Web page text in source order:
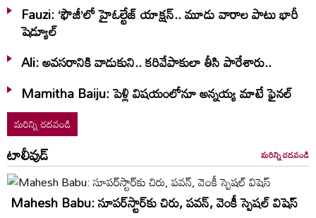
Fauzi: ‘ఫౌజీ’లో హైఓల్టేజ్‌ యాక్షన్‌.. మూడు వారాల పాటు భారీ
షెడ్యూల్‌
Ali: అవసరానికి వాడుకుని.. కరివేపాకులా తీసి పారేశారు..
Mamitha Baiju: పెళ్లి విషయంలోనూ అన్నయ్య మాటే ఫైనల్‌
మరిన్ని చదవండి
టాలీవుడ్ మరిన్ని చదవండి
Mahesh Babu: సూపర్‌స్టార్‌కు చిరు, పవన్‌, వెంకీ స్పెషల్‌ విషెస్‌